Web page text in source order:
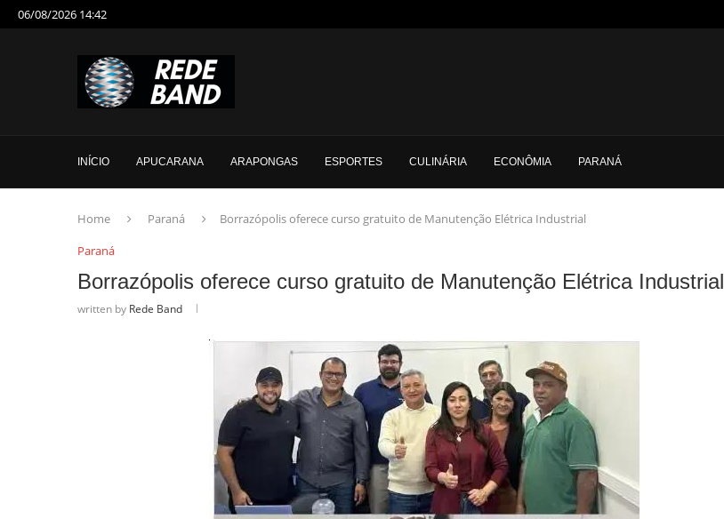
06/08/2026 14:42
INÍCIO APUCARANA ARAPONGAS ESPORTES CULINÁRIA ECONÔMIA PARANÁ
Home Paraná
Borrazópolis oferece curso gratuito de Manutenção Elétrica Industrial
Paraná
Borrazópolis oferece curso gratuito de Manutenção Elétrica Industrial
written by Rede Band